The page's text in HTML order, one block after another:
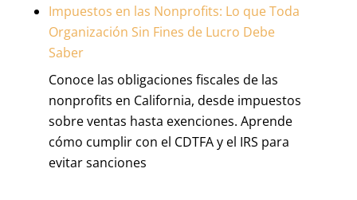
Impuestos en las Nonprofits: Lo que Toda
Organización Sin Fines de Lucro Debe
Saber
Conoce las obligaciones fiscales de las
nonprofits en California, desde impuestos
sobre ventas hasta exenciones. Aprende
cómo cumplir con el CDTFA y el IRS para
evitar sanciones